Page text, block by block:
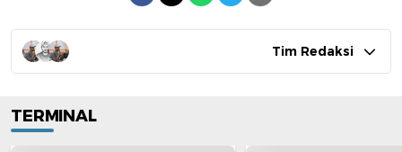
Tim Redaksi
TERMINAL